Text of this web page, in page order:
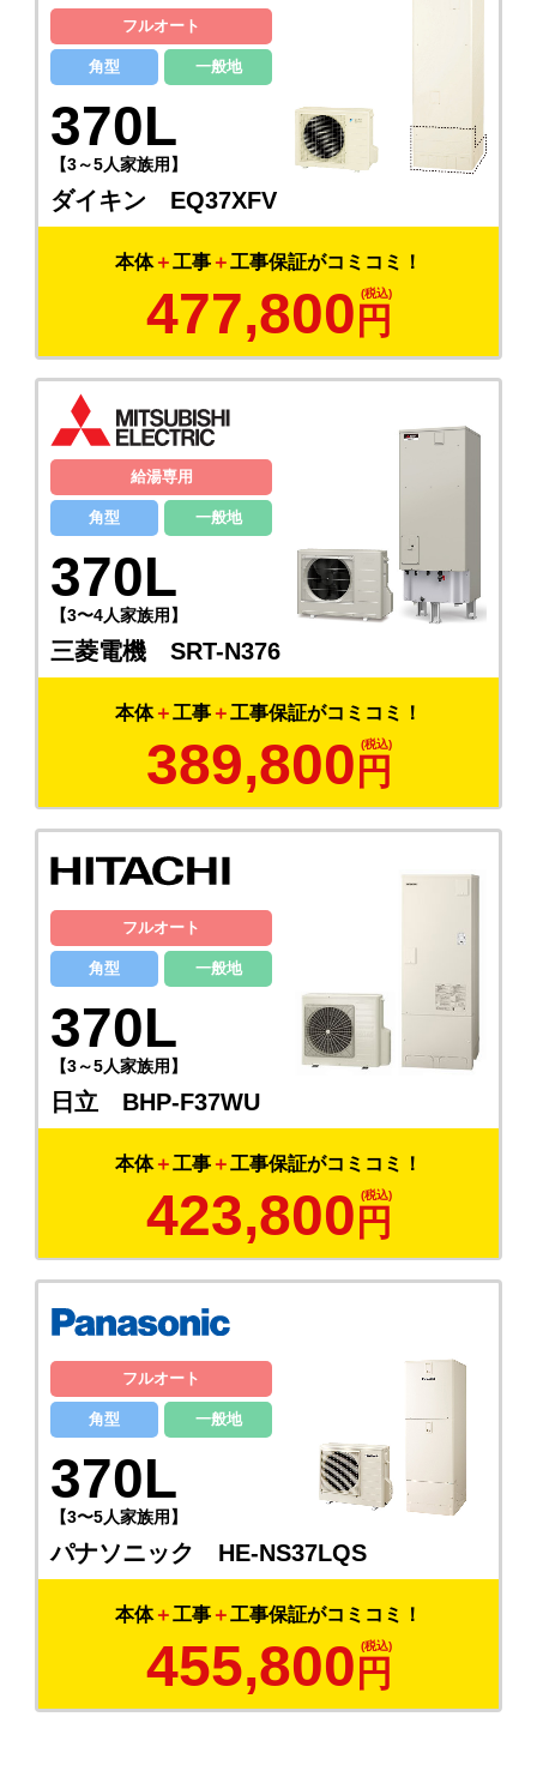
フルオート
角型 一般地
370L
【3～5人家族用】
ダイキン EQ37XFV
本体＋工事 ＋工事保証がコミコミ！
477,800 円
給湯専用
角型 一般地
370L
【3〜4人家族用】
三菱電機 SRT-N376
本体＋工事 ＋工事保証がコミコミ！
389,800 円
フルオート
角型 一般地
370L
【3～5人家族用】
日立 BHP-F37WU
本体＋工事 ＋工事保証がコミコミ！
423,800 円
フルオート
角型 一般地
370L
【3〜5人家族用】
パナソニック HE-NS37LQS
本体＋工事 ＋工事保証がコミコミ！
455,800 円